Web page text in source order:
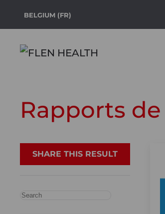
BELGIUM (FR)
Rapports
SHARE THIS RESULT